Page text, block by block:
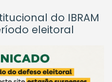
do IBRAM
eleitoral